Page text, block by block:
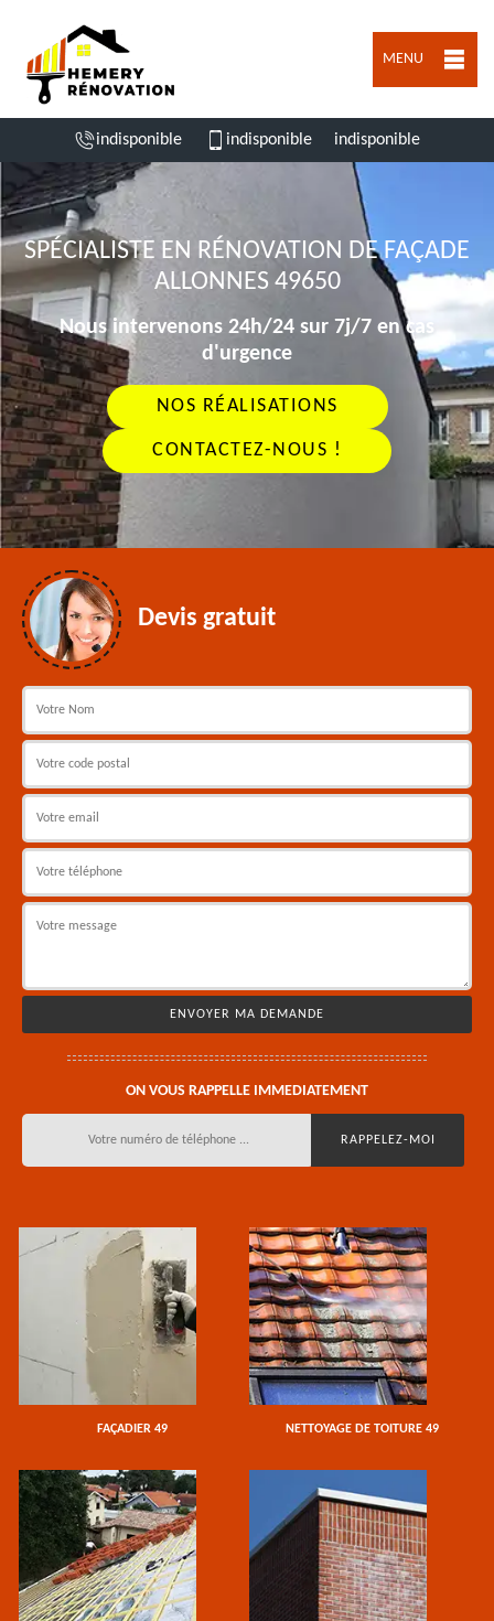
MENU
indisponible indisponible indisponible
SPÉCIALISTE EN RÉNOVATION DE FAÇADE
ALLONNES 49650
Nous intervenons 24h/24 sur 7j/7 en cas
d'urgence
NOS RÉALISATIONS
CONTACTEZ-NOUS !
Devis gratuit
ON VOUS RAPPELLE IMMEDIATEMENT
FAÇADIER 49 NETTOYAGE DE TOITURE 49